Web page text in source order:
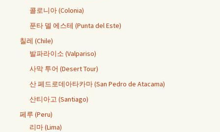
콜로니아 (Colonia)
푼타 델 에스테 (Punta del Este)
칠레 (Chile)
발파라이소 (Valpariso)
사막 투어 (Desert Tour)
산 페드로데아타카마 (San Pedro de Atacama)
산티아고 (Santiago)
페루 (Peru)
리마 (Lima)